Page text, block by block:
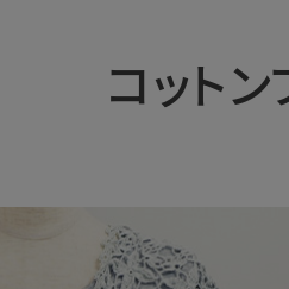
コット